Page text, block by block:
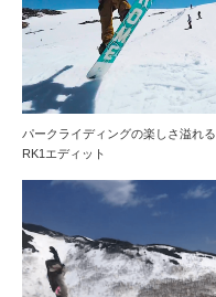
パークライディングの楽しさ溢れる
RK1エディット